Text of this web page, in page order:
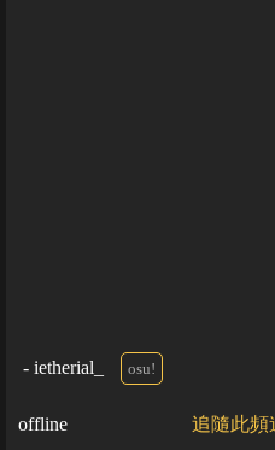
؜؜؜؜ - ietherial_ osu!
offline 追隨此頻